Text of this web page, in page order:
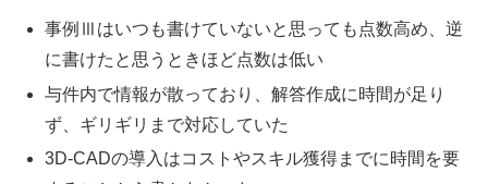
事例Ⅲはいつも書けていないと思っても点数高め、逆
に書けたと思うときほど点数は低い
与件内で情報が散っており、解答作成に時間が足り
ず、ギリギリまで対応していた
3D-CADの導入はコストやスキル獲得までに時間を要